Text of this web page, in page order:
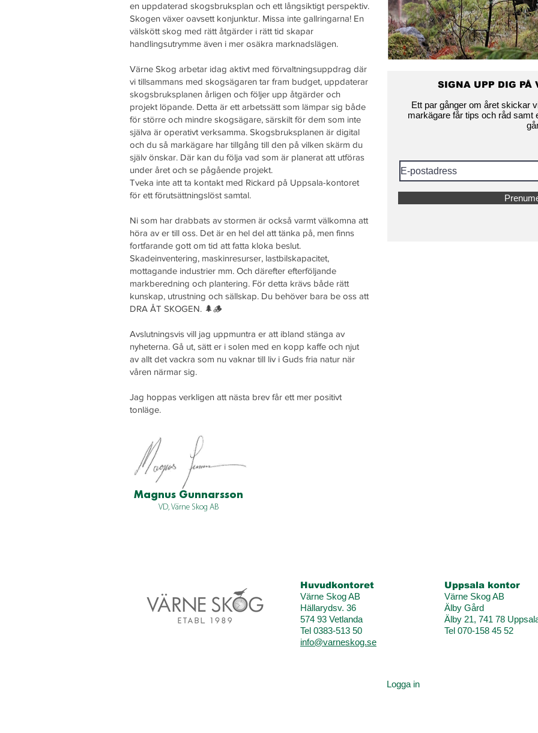
en uppdaterad skogsbruksplan och ett långsiktigt perspektiv.
Skogen växer oavsett konjunktur. Missa inte gallringarna! En
välskött skog med rätt åtgärder i rätt tid skapar
handlingsutrymme även i mer osäkra marknadslägen.
Värne Skog arbetar idag aktivt med förvaltningsuppdrag där
vi tillsammans med skogsägaren tar fram budget, uppdaterar
skogsbruksplanen årligen och följer upp åtgärder och
projekt löpande. Detta är ett arbetssätt som lämpar sig både
för större och mindre skogsägare, särskilt för dem som inte
själva är operativt verksamma. Skogsbruksplanen är digital
och du så markägare har tillgång till den på vilken skärm du
själv önskar. Där kan du följa vad som är planerat att utföras
under året och se pågående projekt.
Tveka inte att ta kontakt med Rickard på Uppsala-kontoret
för ett förutsättningslöst samtal.
Ni som har drabbats av stormen är också varmt välkomna att
höra av er till oss. Det är en hel del att tänka på, men finns
fortfarande gott om tid att fatta kloka beslut.
Skadeinventering, maskinresurser, lastbilskapacitet,
mottagande industrier mm. Och därefter efterföljande
markberedning och plantering. För detta krävs både rätt
kunskap, utrustning och sällskap. Du behöver bara be oss att
DRA ÅT SKOGEN. 🌲🪵
Avslutningsvis vill jag uppmuntra er att ibland stänga av
nyheterna. Gå ut, sätt er i solen med en kopp kaffe och njut
av allt det vackra som nu vaknar till liv i Guds fria natur när
våren närmar sig.
Jag hoppas verkligen att nästa brev får ett mer positivt
tonläge.
SIGNA UPP DIG PÅ
Ett par gånger om året skickar
markägare får tips och råd samt
Magnus Gunnarsson
VD, Värne Skog AB
Huvudkontoret
Värne Skog AB
Hällarydsv. 36
574 93 Vetlanda
Tel 0383-513 50
info@varneskog.se
Uppsala kontor
Värne Skog AB
Älby Gård
Älby 21, 741 78
Tel 070-158 45 52
Logga in